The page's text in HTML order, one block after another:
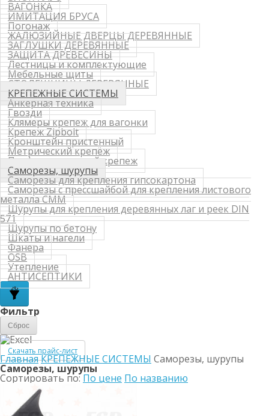
ВАГОНКА
ИМИТАЦИЯ БРУСА
Погонаж
ЖАЛЮЗИЙНЫЕ ДВЕРЦЫ ДЕРЕВЯННЫЕ
ЗАГЛУШКИ ДЕРЕВЯННЫЕ
ЗАЩИТА ДРЕВЕСИНЫ
Лестницы и комплектующие
Мебельные щиты
СТОЛЕШНИЦЫ ДЕРЕВЯННЫЕ
КРЕПЕЖНЫЕ СИСТЕМЫ
Анкерная техника
Гвозди
Клямеры крепеж для вагонки
Крепеж Zipbolt
Кронштейн пристенный
Метрический крепёж
Перфорированный крепеж
Саморезы, шурупы
Саморезы для крепления гипсокартона
Саморезы с прессшайбой для крепления листового
металла СММ
Шурупы для крепления деревянных лаг и реек DIN
571
Шурупы по бетону
Шкаты и нагели
Фанера
OSB
Утепление
АНТИСЕПТИКИ
Фильтр
Сброс
Скачать прайс-лист
ГлавнаяКРЕПЕЖНЫЕ СИСТЕМЫ Саморезы, шурупы
Саморезы, шурупы
Сортировать по: По цене По названию